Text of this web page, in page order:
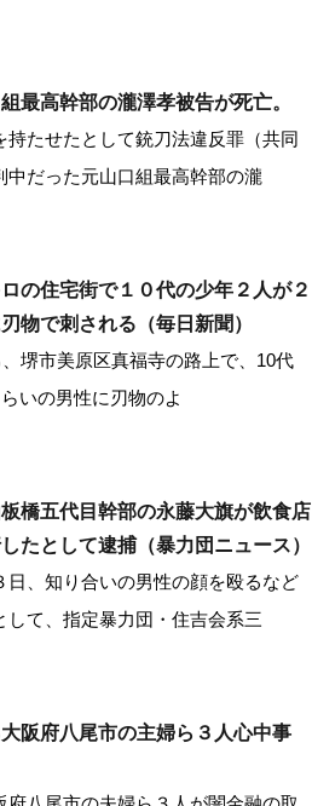
最高幹部の瀧澤孝被告が死亡。
持たせたとして銃刀法違反罪（共同
中だった元山口組最高幹部の瀧
の住宅街で１０代の少年２人が２
物で刺される（毎日新聞）
堺市美原区真福寺の路上で、10代
いの男性に刃物のよ
橋五代目幹部の永藤大旗が飲食店
たとして逮捕（暴力団ニュース）
日、知り合いの男性の顔を殴るなど
して、指定暴力団・住吉会系三
阪府八尾市の主婦ら３人心中事